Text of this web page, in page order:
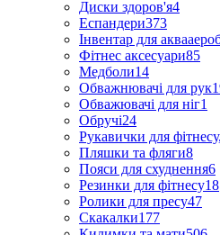
Диски здоров'я4
Еспандери373
Інвентар для
Фітнес аксесуари85
Медболи14
Обважнювачі для рук
Обважювачі для ніг1
Обручі24
Рукавички для
Пляшки та фляги8
Пояси для схуднення6
Резинки для фітнесу18
Ролики для пресу47
Скакалки177